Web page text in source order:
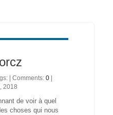
| Comments: 0|
2018
de voir à quel
choses qui nous